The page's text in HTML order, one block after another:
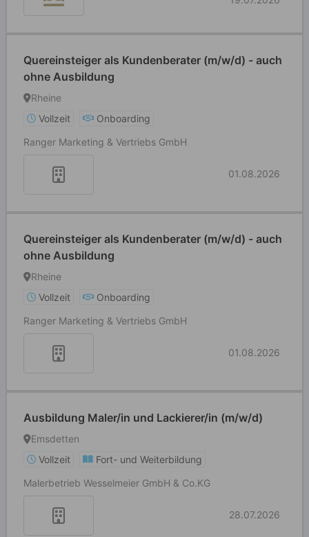
Quereinsteiger als Kundenberater (m/w/d) - auch
ohne Ausbildung
Rheine
Vollzeit
Onboarding
Ranger Marketing & Vertriebs GmbH
01.08.2026
Quereinsteiger als Kundenberater (m/w/d) - auch
ohne Ausbildung
Rheine
Vollzeit
Onboarding
Ranger Marketing & Vertriebs GmbH
01.08.2026
Ausbildung Maler/in und Lackierer/in (m/w/d)
Emsdetten
Vollzeit
Fort- und Weiterbildung
Malerbetrieb Wesselmeier GmbH & Co.KG
28.07.2026